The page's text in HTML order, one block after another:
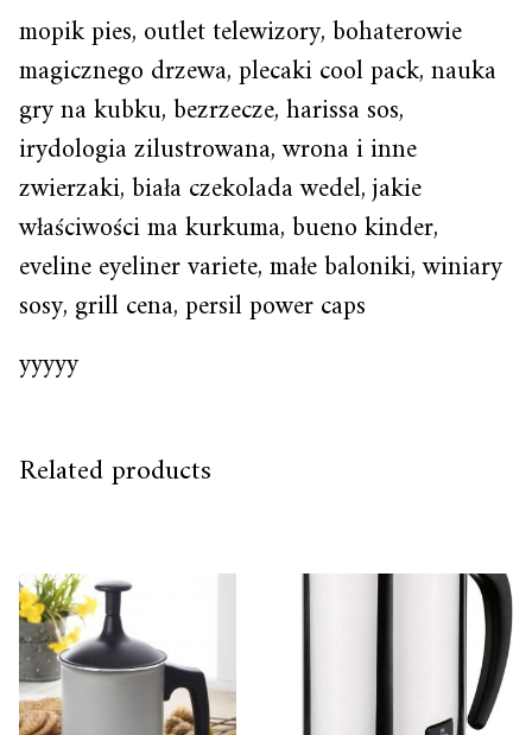
mopik pies, outlet telewizory, bohaterowie
magicznego drzewa, plecaki cool pack, nauka
gry na kubku, bezrzecze, harissa sos,
irydologia zilustrowana, wrona i inne
zwierzaki, biała czekolada wedel, jakie
właściwości ma kurkuma, bueno kinder,
eveline eyeliner variete, małe baloniki, winiary
sosy, grill cena, persil power caps
yyyyy
Related products